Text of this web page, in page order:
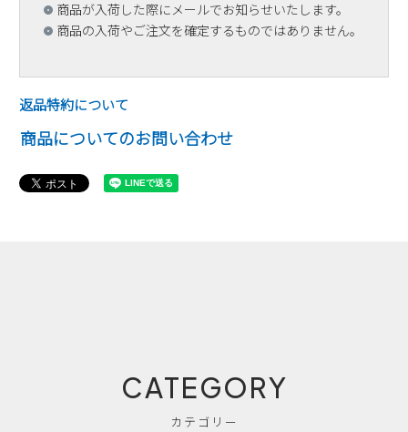
商品が入荷した際にメールでお知らせいたします。
商品の入荷やご注文を確定するものではありません。
返品特約について
商品についてのお問い合わせ
CATEGORY
カテゴリー